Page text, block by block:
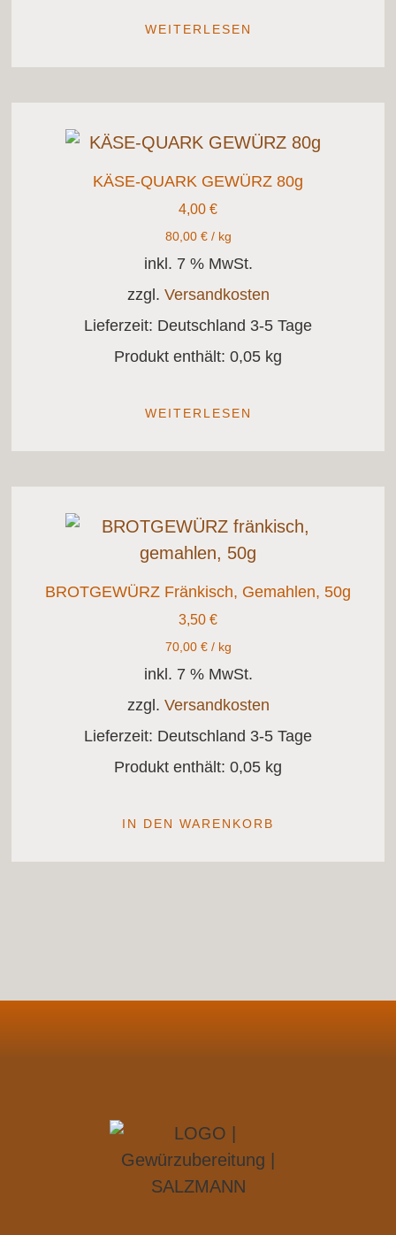
WEITERLESEN
KÄSE-QUARK GEWÜRZ 80g
4,00 €
80,00 €/ kg
inkl. 7 % MwSt.
zzgl. Versandkosten
Lieferzeit: Deutschland 3-5 Tage
Produkt enthält: 0,05 kg
WEITERLESEN
BROTGEWÜRZ Fränkisch, Gemahlen, 50g
3,50 €
70,00 €/ kg
inkl. 7 % MwSt.
zzgl. Versandkosten
Lieferzeit: Deutschland 3-5 Tage
Produkt enthält: 0,05 kg
IN DEN WARENKORB